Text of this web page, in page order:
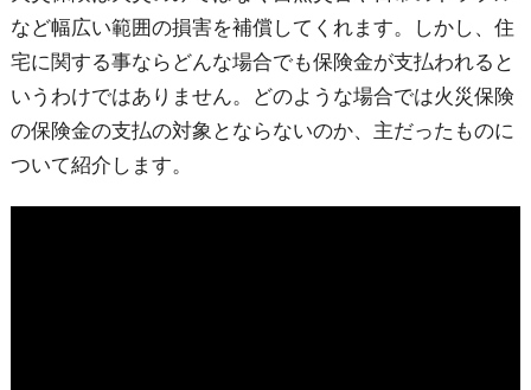
など幅広い範囲の損害を補償してくれます。しかし、住
宅に関する事ならどんな場合でも保険金が支払われると
いうわけではありません。どのような場合では火災保険
の保険金の支払の対象とならないのか、主だったものに
ついて紹介します。